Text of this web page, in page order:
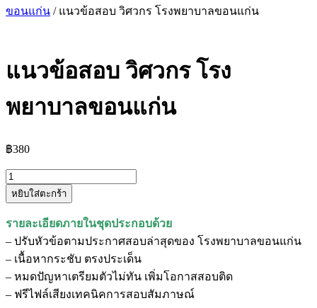
ขอนแก่น / แนวข้อสอบ วิศวกร โรงพยาบาลขอนแก่น
แนวข้อสอบ วิศวกร โรง
พยาบาลขอนแก่น
฿380
จำนวน
แนว
วิศวกร
โรง
พยาบาล
ขอนแก่น
ชิ้น
หยิบใส่ตะกร้า
รายละเอียดภายในชุดประกอบด้วย
– ปรับหัวข้อตามประกาศสอบล่าสุดของ โรงพยาบาลขอนแก่น
– เนื้อหากระชับ ตรงประเด็น
– หมดปัญหาเตรียมตัวไม่ทัน เพิ่มโอกาสสอบติด
– ฟรีไฟล์เสียงเทคนิคการสอบสัมภาษณ์